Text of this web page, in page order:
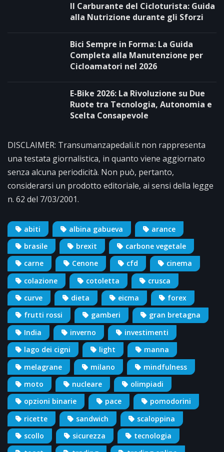
Il Carburante del Cicloturista: Guida
alla Nutrizione durante gli Sforzi
Bici Sempre in Forma: La Guida
Completa alla Manutenzione per
Cicloamatori nel 2026
E-Bike 2026: La Rivoluzione su Due
Ruote tra Tecnologia, Autonomia e
Scelta Consapevole
DISCLAIMER: Transumanzapedali.it non rappresenta
una testata giornalistica, in quanto viene aggiornato
senza alcuna periodicità. Non può, pertanto,
considerarsi un prodotto editoriale, ai sensi della legge
n. 62 del 7/03/2001.
abiti albina gabueva
arance
brasile
brexit
carbone vegetale
carne
Cenone cfd
cinema
colazione
cotoletta
crusca
curve
dieta eicma
forex
frutti rossi
gamberi
gran bretagna
India
inverno
investimenti
lago dei cigni
light
manna
melagrane
milano
mindfulness
moto
nucleare
olimpiadi
opzioni binarie
pace
pomodorini
ricette
sandwich
scaloppina
scollo
sicurezza
tecnologia